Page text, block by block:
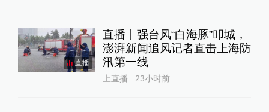
直播
直播丨强台风“白海豚”叩城，
澎湃新闻追风记者直击上海防
汛第一线
上直播 23小时前